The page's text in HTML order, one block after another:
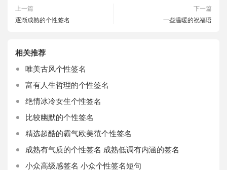
上一篇
逐渐成熟的个性签名
下一篇
一些温暖的祝福语
相关推荐
唯美古风个性签名
富有人生哲理的个性签名
绝情冰冷女生个性签名
比较幽默的个性签名
精选超酷的霸气欧美范个性签名
成熟有气质的个性签名 成熟低调有内涵的签名
小众高级感签名 小众个性签名短句